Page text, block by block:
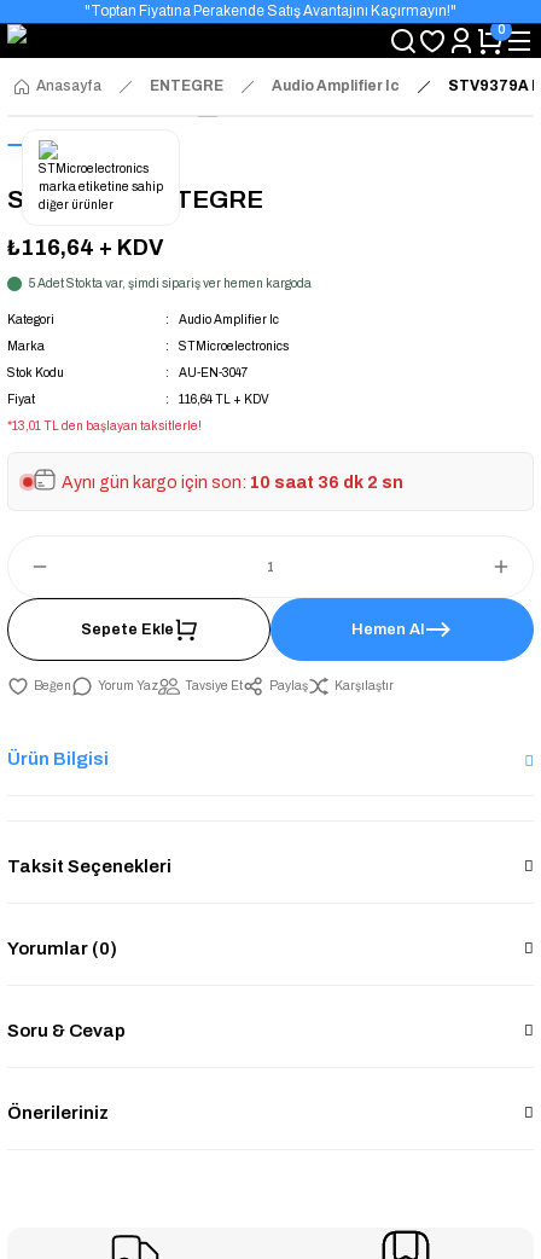
"Toptan Fiyatına Perakende Satış Avantajını Kaçırmayın!"
"Üyelere Özel: Stok Önceliği ve Proje Fiyatları."
0
Anasayfa ENTEGRE Audio Amplifier Ic STV9379A
STV9379A ENTEGRE
₺116,64 + KDV
5 Adet Stokta var, şimdi sipariş ver hemen kargoda
Kategori
Audio Amplifier Ic
Marka
STMicroelectronics
Stok Kodu
AU-EN-3047
Fiyat
116,64 TL + KDV
*13,01 TL den başlayan taksitlerle!
Aynı gün kargo için son: 10 saat 36 dk 2 sn
Sepete Ekle Hemen Al
Yorum Yaz Tavsiye Et Paylaş Karşılaştır
Ürün Bilgisi
Taksit Seçenekleri
Yorumlar (0)
Soru & Cevap
Önerileriniz